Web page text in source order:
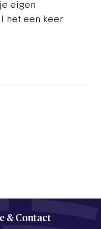
eigen
het een keer
& Contact